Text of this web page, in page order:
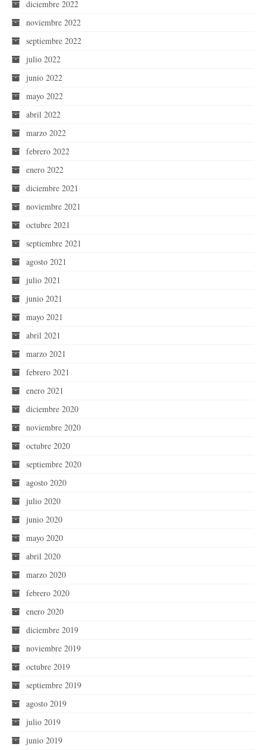
diciembre 2022
noviembre 2022
septiembre 2022
julio 2022
junio 2022
mayo 2022
abril 2022
marzo 2022
febrero 2022
enero 2022
diciembre 2021
noviembre 2021
octubre 2021
septiembre 2021
agosto 2021
julio 2021
junio 2021
mayo 2021
abril 2021
marzo 2021
febrero 2021
enero 2021
diciembre 2020
noviembre 2020
octubre 2020
septiembre 2020
agosto 2020
julio 2020
junio 2020
mayo 2020
abril 2020
marzo 2020
febrero 2020
enero 2020
diciembre 2019
noviembre 2019
octubre 2019
septiembre 2019
agosto 2019
julio 2019
junio 2019